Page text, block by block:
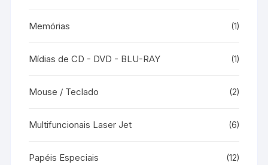
Memórias (1)
Mídias de CD - DVD - BLU-RAY (1)
Mouse / Teclado (2)
Multifuncionais Laser Jet (6)
Papéis Especiais (12)